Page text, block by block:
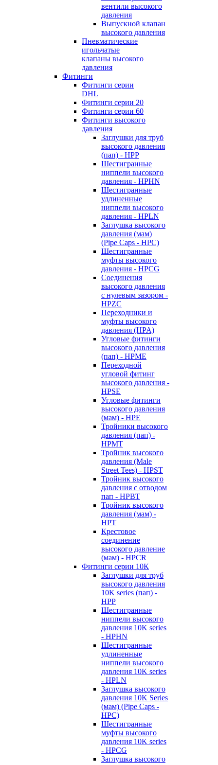
вентили высокого
давления
Выпускной клапан
высокого давления
Пневматические
игольчатые
клапаны высокого
давления
Фитинги
Фитинги серии
DHL
Фитинги серии 20
Фитинги серии 60
Фитинги высокого
давления
Заглушки для труб
высокого давления
(пап) - HPP
Шестигранные
ниппели высокого
давления - HPHN
Шестигранные
удлиненные
ниппели высокого
давления - HPLN
Заглушка высокого
давления (мам)
(Pipe Caps - HPC)
Шестигранные
муфты высокого
давления - HPCG
Соединения
высокого давления
с нулевым зазором -
HPZC
Переходники и
муфты высокого
давления (HPA)
Угловые фитинги
высокого давления
(пап) - HPME
Переходной
угловой фитинг
высокого давления -
HPSE
Угловые фитинги
высокого давления
(мам) - HPE
Тройники высокого
давления (пап) -
HPMT
Тройник высокого
давления (Male
Street Tees) - HPST
Тройник высокого
давления с отводом
пап - HPBT
Тройник высокого
давления (мам) -
HPT
Крестовое
соединение
высокого давление
(мам) - HPCR
Фитинги серии 10К
Заглушки для труб
высокого давления
10K series (пап) -
HPP
Шестигранные
ниппели высокого
давления 10K series
- HPHN
Шестигранные
удлиненные
ниппели высокого
давления 10K series
- HPLN
Заглушка высокого
давления 10K Series
(мам) (Pipe Caps -
HPC)
Шестигранные
муфты высокого
давления 10K series
- HPCG
Заглушка высокого